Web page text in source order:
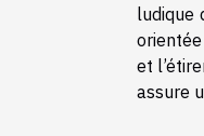
ludique
et
assure